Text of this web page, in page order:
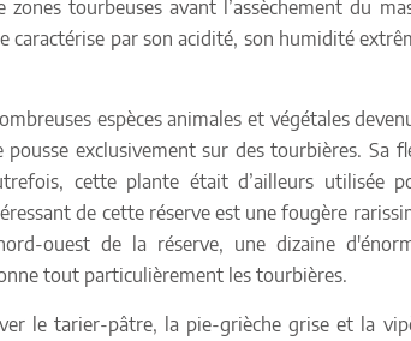
tourbeuses avant l’assèchement du
caractérise par son acidité, son humidité
espèces animales et végétales
exclusivement sur des tourbières. Sa
cette plante était d’ailleurs utilisée
de cette réserve est une fougère
ouest de la réserve, une dizaine
tout particulièrement les tourbières.
le tarier-pâtre, la pie-grièche grise et la